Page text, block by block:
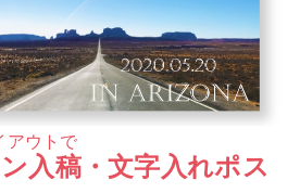
アウトで
入稿・文字入れポス